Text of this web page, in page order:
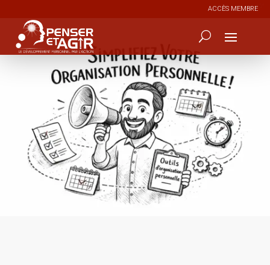
ACCÈS MEMBRE